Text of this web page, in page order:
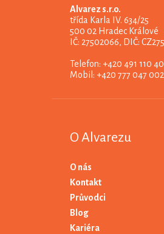
Alvarez s.r.o.
třída Karla IV. 634/25
500 02 Hradec Králové
IČ: 27502066, DIČ:
Telefon: +420 491 110
Mobil: +420 777 047 002
O Alvarezu
O nás
Kontakt
Průvodci
Blog
Kariéra